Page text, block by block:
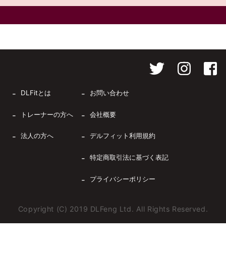
DLFitとは
トレーナーの方へ
法人の方へ
お問い合わせ
会社概要
デルフィット利用規約
特定商取引法に基づく表記
プライバシーポリシー
Copyright (C) 2019 DLFeng Ltd. All Rights Reserved.